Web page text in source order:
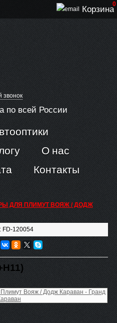
звонок
по всей России
Корзина
0
О нас
Контакты
ДЛЯ ПЛИМУТ ВОЯЖ / ДОДЖ
FD-120054